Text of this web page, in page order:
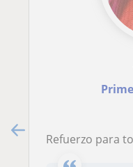
Refuerzo para todo primaria e infantil y